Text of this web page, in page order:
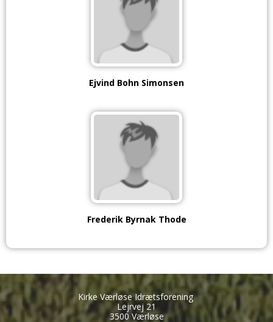
Ejvind Bohn Simonsen
Frederik Byrnak Thode
Kirke Værløse Idrætsforening
Lejrvej 21
3500 Værløse